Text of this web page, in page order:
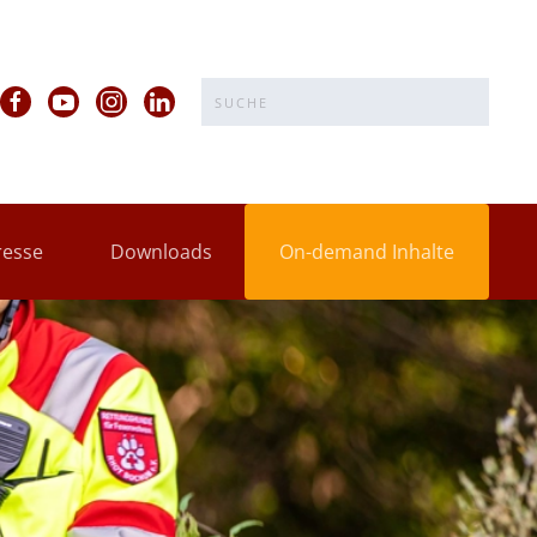
Downloads On-demand Inhalte